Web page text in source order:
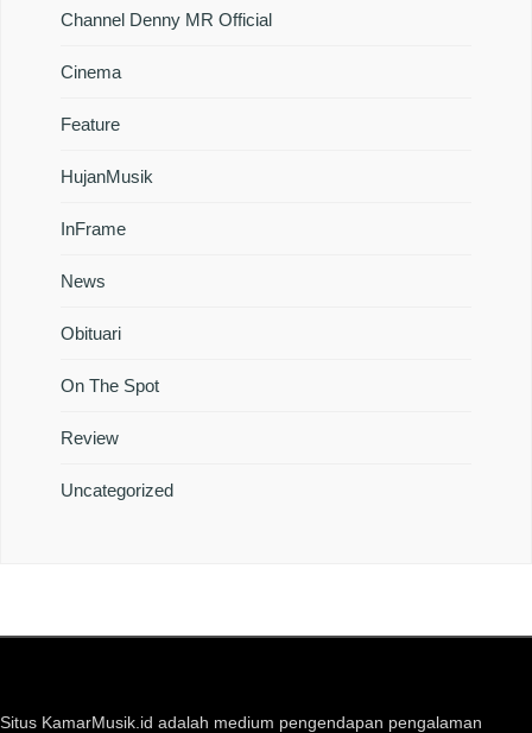
Channel Denny MR Official
Cinema
Feature
HujanMusik
InFrame
News
Obituari
On The Spot
Review
Uncategorized
Situs KamarMusik.id adalah medium pengendapan pengalaman